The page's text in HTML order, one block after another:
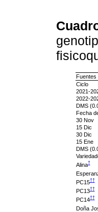
Fuentes
Ciclo
2021-
2022-
DMS
Fecha
30 Nov
15 Dic
30 Dic
15 Ene
DMS
Alina†
PC15††
PC13††
PC14††
Doña